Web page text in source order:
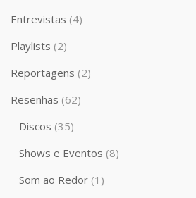
Entrevistas (4)
Playlists (2)
Reportagens (2)
Resenhas (62)
Discos (35)
Shows e Eventos (8)
Som ao Redor (1)